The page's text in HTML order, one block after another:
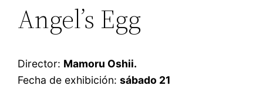
Angel’s Egg
Director: Mamoru Oshii.
Fecha de exhibición:sábado 21